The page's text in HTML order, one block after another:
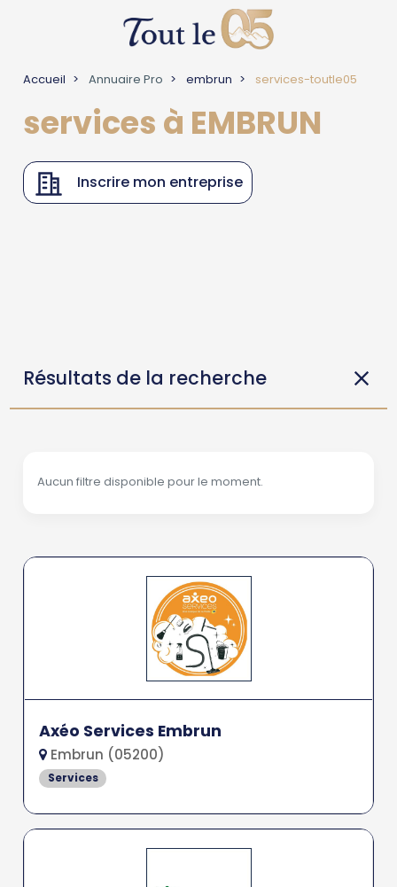
Accueil Annuaire Pro embrun services-toutle05
services à EMBRUN
Inscrire mon entreprise
Résultats de la recherche
Aucun filtre disponible pour le moment.
Axéo Services Embrun
Embrun (05200)
Services